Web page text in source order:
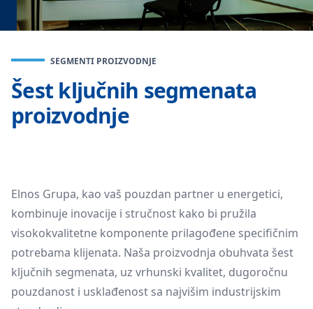
SEGMENTI PROIZVODNJE
Šest ključnih segmenata
proizvodnje
Elnos Grupa, kao vaš pouzdan partner u energetici,
kombinuje inovacije i stručnost kako bi pružila
visokokvalitetne komponente prilagođene specifičnim
potrebama klijenata. Naša proizvodnja obuhvata šest
ključnih segmenata, uz vrhunski kvalitet, dugoročnu
pouzdanost i usklađenost sa najvišim industrijskim